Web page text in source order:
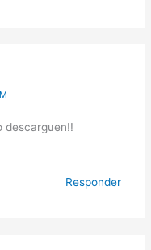
descarguen!!
Responder